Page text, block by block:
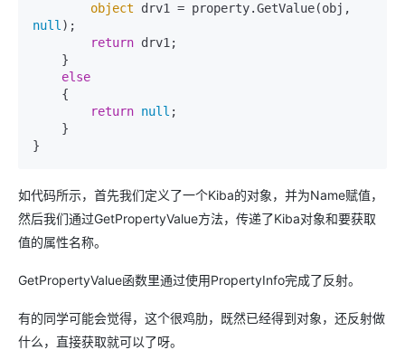
object
null );
return drv1;
else
return null ;
}
如代码所示，首先我们定义了一个Kiba的对象，并为Name赋值，
然后我们通过GetPropertyValue方法，传递了Kiba对象和要获取
值的属性名称。
GetPropertyValue函数里通过使用PropertyInfo完成了反射。
有的同学可能会觉得，这个很鸡肋，既然已经得到对象，还反射做
什么，直接获取就可以了呀。